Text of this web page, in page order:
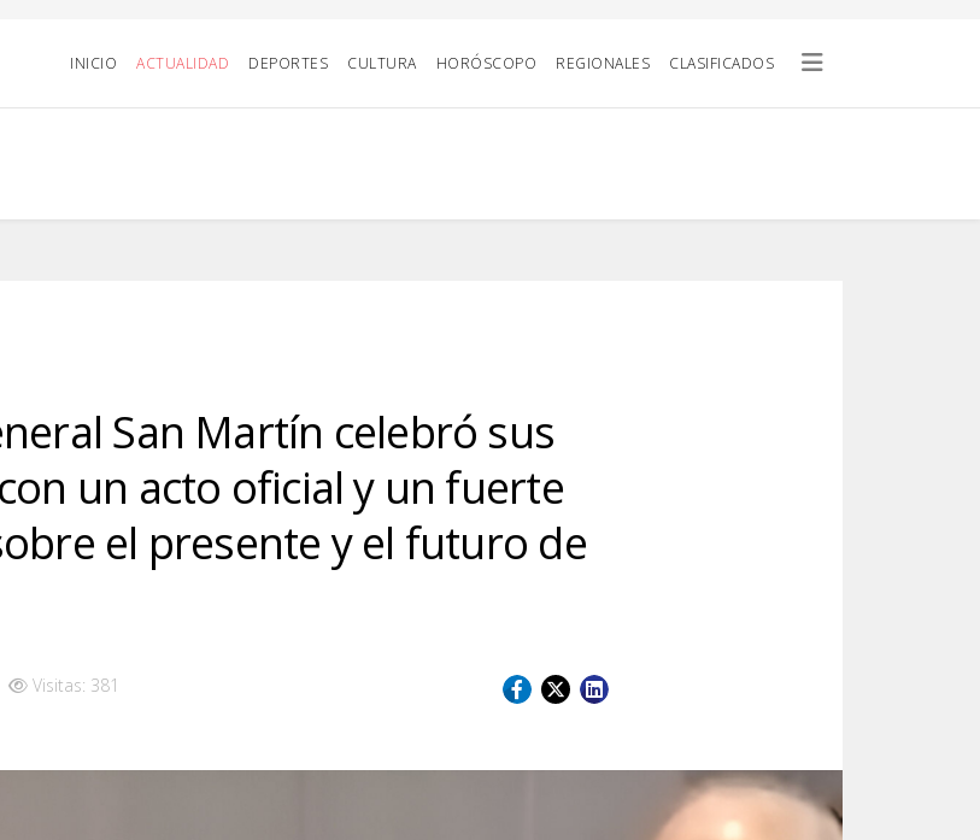
INICIO ACTUALIDAD DEPORTES CULTURA HORÓSCOPO REGIONALES CLASIFICADOS
San Martín celebró sus
un acto oficial y un fuerte
el presente y el futuro de
Visitas: 381